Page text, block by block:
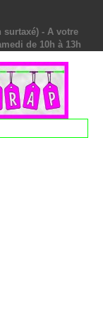
surtaxé) - A votre
de 10h à 13h